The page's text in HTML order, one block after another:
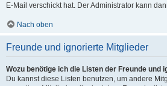
E-Mail verschickt hat. Der Administrator kann
Nach oben
Freunde und ignorierte Mitglieder
Wozu benötige ich die Listen der Freunde und
Du kannst diese Listen benutzen, um andere